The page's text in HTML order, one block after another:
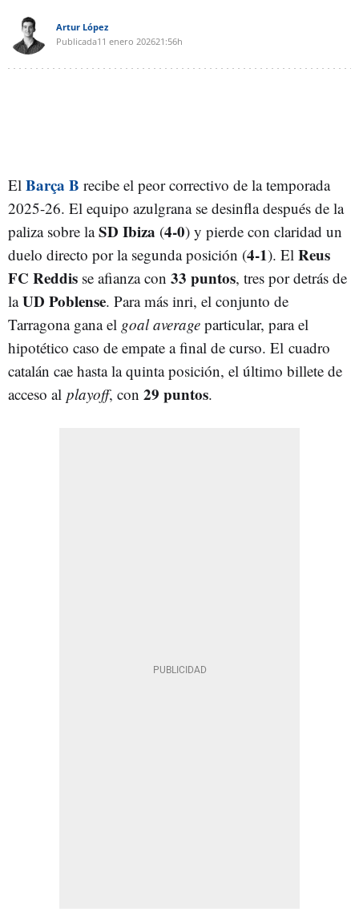
Artur López
Publicada11 enero 202621:56h
El Barça B recibe el peor correctivo de la temporada
2025-26. El equipo azulgrana se desinfla después de la
paliza sobre laSD Ibiza (4-0) y pierde con claridad un
duelo directo por la segunda posición (4-1). El Reus
FC Reddis se afianza con 33 puntos, tres por detrás de
laUD Poblense. Para más inri, el conjunto de
Tarragona gana el goal average particular, para el
hipotético caso de empate a final de curso. El cuadro
catalán cae hasta la quinta posición, el último billete de
acceso al playoff, con 29 puntos.